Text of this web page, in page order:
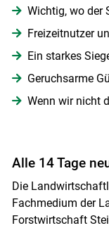
Wichtig, wo der
Freizeitnutzer
Ein starkes
Geruchsarme
Wenn wir nicht
Alle 14 Tage
Die
Fachmedium der
Forstwirtschaft